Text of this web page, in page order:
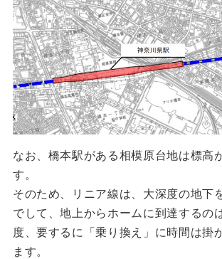
なお、橋本駅がある相模原台地は標高
す。
そのため、リニア線は、大深度の地下
でして、地上からホームに到達するの
度、要するに「乗り換え」に時間は掛
ます。